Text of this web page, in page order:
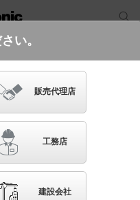
）以外を使用
条件を選び直す
い。
販売代理店
工務店
建設会社